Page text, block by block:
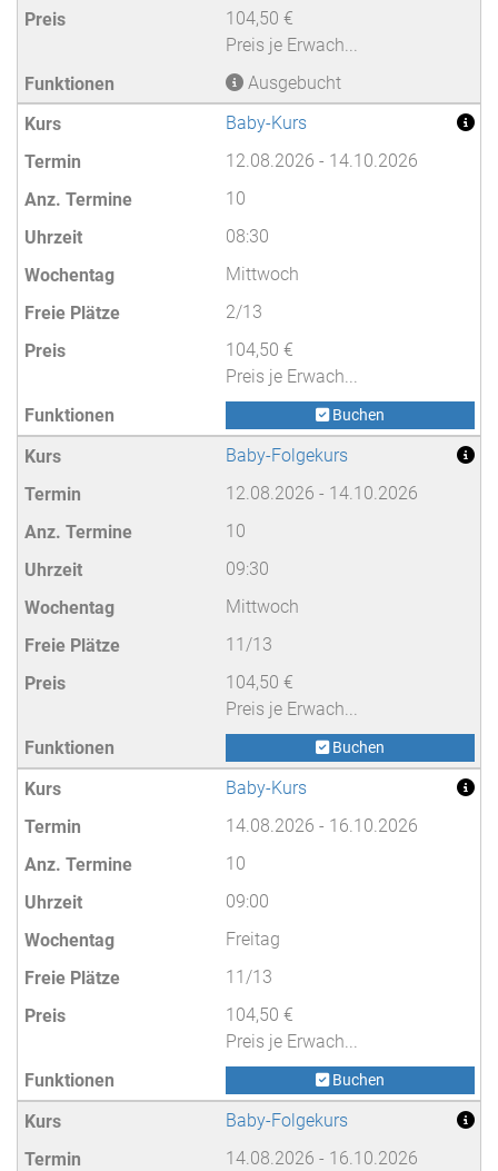
104,50 €
Preis je Erwach...
Ausgebucht
Baby-Kurs
12.08.2026 - 14.10.2026
10
08:30
Mittwoch
2/13
104,50 €
Preis je Erwach...
Buchen
Baby-Folgekurs
12.08.2026 - 14.10.2026
10
09:30
Mittwoch
11/13
104,50 €
Preis je Erwach...
Buchen
Baby-Kurs
14.08.2026 - 16.10.2026
10
09:00
Freitag
11/13
104,50 €
Preis je Erwach...
Buchen
Baby-Folgekurs
14.08.2026 - 16.10.2026